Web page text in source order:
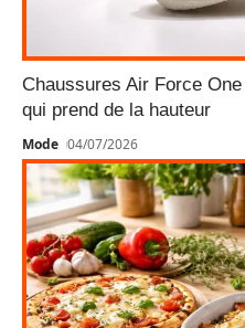
Chaussures Air Force
qui prend de la hauteur
Mode 04/07/2026